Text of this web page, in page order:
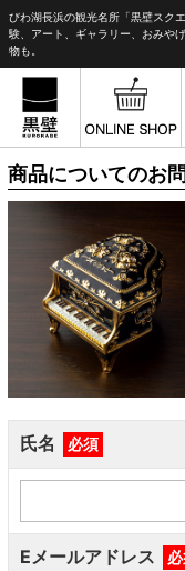
びわ湖長浜の観光名所「黒壁スク
験、アート、ギャラリー、おみや
物も。
商品についてのお
氏名 必須
Eメールアドレス